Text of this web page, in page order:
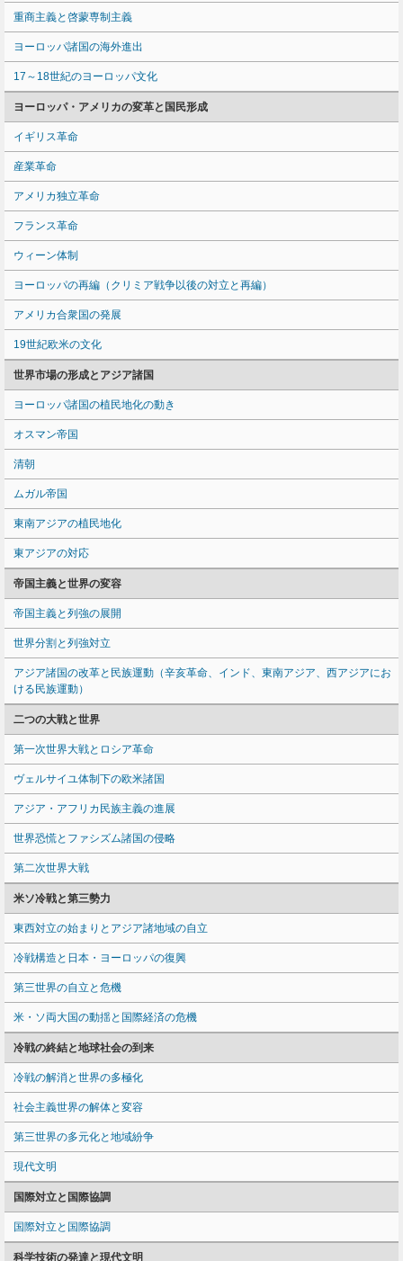
重商主義と啓蒙専制主義
ヨーロッパ諸国の海外進出
17～18世紀のヨーロッパ文化
ヨーロッパ・アメリカの変革と国民形成
イギリス革命
産業革命
アメリカ独立革命
フランス革命
ウィーン体制
ヨーロッパの再編（クリミア戦争以後の対立と再編）
アメリカ合衆国の発展
19世紀欧米の文化
世界市場の形成とアジア諸国
ヨーロッパ諸国の植民地化の動き
オスマン帝国
清朝
ムガル帝国
東南アジアの植民地化
東アジアの対応
帝国主義と世界の変容
帝国主義と列強の展開
世界分割と列強対立
アジア諸国の改革と民族運動（辛亥革命、インド、東南アジア、西アジアにお
ける民族運動）
二つの大戦と世界
第一次世界大戦とロシア革命
ヴェルサイユ体制下の欧米諸国
アジア・アフリカ民族主義の進展
世界恐慌とファシズム諸国の侵略
第二次世界大戦
米ソ冷戦と第三勢力
東西対立の始まりとアジア諸地域の自立
冷戦構造と日本・ヨーロッパの復興
第三世界の自立と危機
米・ソ両大国の動揺と国際経済の危機
冷戦の終結と地球社会の到来
冷戦の解消と世界の多極化
社会主義世界の解体と変容
第三世界の多元化と地域紛争
現代文明
国際対立と国際協調
国際対立と国際協調
科学技術の発達と現代文明